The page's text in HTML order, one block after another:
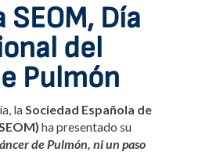
Día
del
Pulmón
laSociedad Española de
ha presentado su
de Pulmón, ni un paso